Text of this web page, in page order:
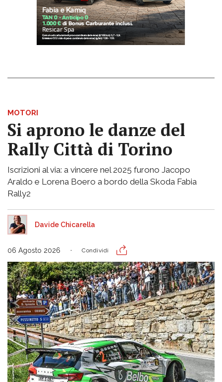
MOTORI
Si aprono le danze del
Rally Città di Torino
Iscrizioni al via: a vincere nel 2025 furono Jacopo
Araldo e Lorena Boero a bordo della Skoda Fabia
Rally2
Davide Chicarella
06 Agosto 2026 Condividi